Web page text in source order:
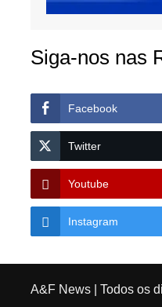
Siga-nos nas
Facebook
Twitter
Youtube
Instagram
A&F News| Todos os